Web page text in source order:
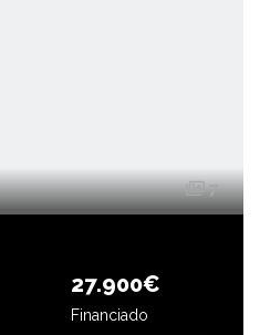
7
27.900€
Financiado